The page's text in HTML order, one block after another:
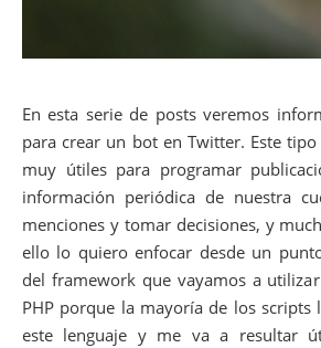
En esta serie de posts veremos
para crear un bot en Twitter. Este
muy útiles para programar
información periódica de nuestra
menciones y tomar decisiones, y
ello lo quiero enfocar desde un
del framework que vayamos a
PHP porque la mayoría de los scripts
este lenguaje y me va a resultar